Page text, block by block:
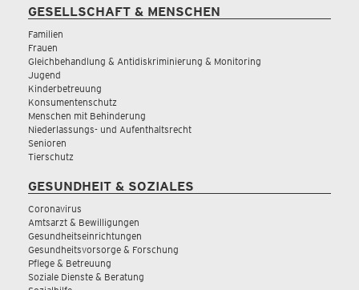
GESELLSCHAFT & MENSCHEN
Familien
Frauen
Gleichbehandlung & Antidiskriminierung & Monitoring
Jugend
Kinderbetreuung
Konsumentenschutz
Menschen mit Behinderung
Niederlassungs- und Aufenthaltsrecht
Senioren
Tierschutz
GESUNDHEIT & SOZIALES
Coronavirus
Amtsarzt & Bewilligungen
Gesundheitseinrichtungen
Gesundheitsvorsorge & Forschung
Pflege & Betreuung
Soziale Dienste & Beratung